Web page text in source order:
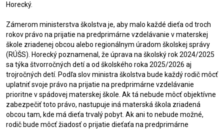
Horecký.
Zámerom ministerstva školstva je, aby malo každé dieťa od troch
rokov právo na prijatie na predprimárne vzdelávanie v materskej
škole zriadenej obcou alebo regionálnym úradom školskej správy
(RÚŠS). Horecký poznamenal, že úprava na školský rok 2024/2025
sa týka štvorročných detí a od školského roka 2025/2026 aj
trojročných detí. Podľa slov ministra školstva bude každý rodič môcť
uplatniť svoje právo na prijatie na predprimárne vzdelávanie
prioritne v spádovej materskej škole. Ak tá nebude môcť objektívne
zabezpečiť toto právo, nastupuje iná materská škola zriadená
obcou tam, kde má dieťa trvalý pobyt. Ak ani to nebude možné,
rodič bude môcť žiadosť o prijatie dieťaťa na predprimárne